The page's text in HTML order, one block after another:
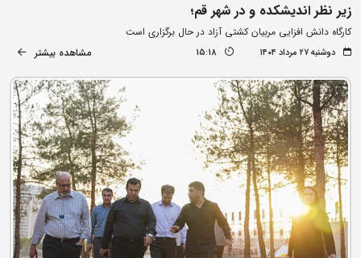
زیر نظر اندیشکده و در شهر قم؛
کارگاه دانش افزایی مربیان کشتی آزاد در حال برگزاری است
دوشنبه ۲۷ مرداد ۱۴۰۴ 15:18 مشاهده بیشتر